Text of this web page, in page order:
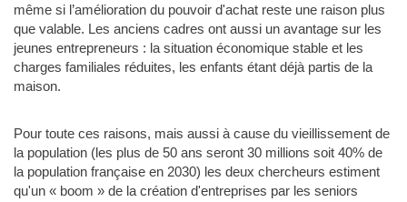
même si l’amélioration du pouvoir d'achat reste une raison plus
que valable. Les anciens cadres ont aussi un avantage sur les
jeunes entrepreneurs : la situation économique stable et les
charges familiales réduites, les enfants étant déjà partis de la
maison.
Pour toute ces raisons, mais aussi à cause du vieillissement de
la population (les plus de 50 ans seront 30 millions soit 40% de
la population française en 2030) les deux chercheurs estiment
qu'un « boom » de la création d'entreprises par les seniors